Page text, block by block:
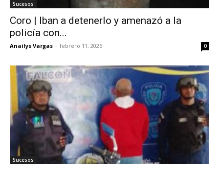
Sucesos
Coro | Iban a detenerlo y amenazó a la
policía con...
Anailys Vargas - febrero 11, 2026 0
Sucesos